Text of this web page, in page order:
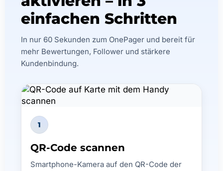
einfachen Schritten
In nur 60 Sekunden zum OnePager und bereit für
mehr Bewertungen, Follower und stärkere
Kundenbindung.
1
QR-Code scannen
Smartphone-Kamera auf den QR-Code der